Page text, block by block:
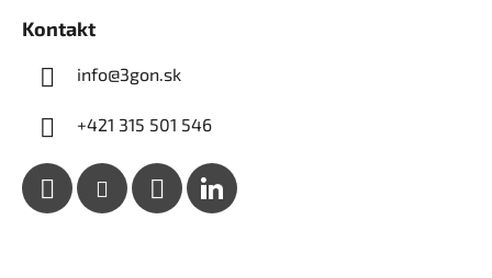
Kontakt
info@3gon.sk
+421 315 501 546